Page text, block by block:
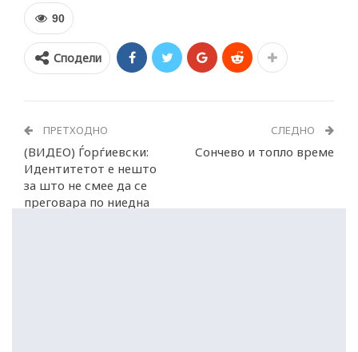
90
Сподели
ПРЕТХОДНО
(ВИДЕО) Ѓорѓиевски:
Идентитетот е нешто
за што не смее да се
преговара по ниедна
СЛЕДНО
Сончево и топло време